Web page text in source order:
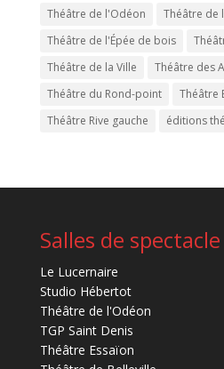
Théâtre de l'Odéon
Théâtre de
Théâtre de l'Épée de bois
Théâtre de la Ville
Théâtre des
Théâtre du Rond-point
Théâtre
Théâtre Rive gauche
éditions
Salles de spectacle
Le Lucernaire
Studio Hébertot
Théâtre de l'Odéon
TGP Saint Denis
Théâtre Essaïon